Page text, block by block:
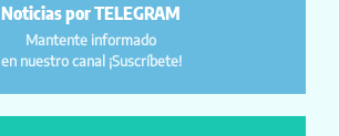
Noticias por TELEGRAM
Mantente informado
en nuestro canal ¡Suscríbete!